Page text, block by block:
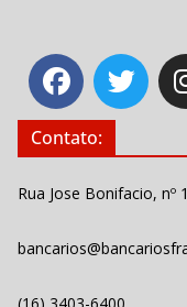
Contato:
Rua Jose Bonifacio, nº